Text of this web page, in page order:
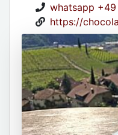
whatsapp
https://